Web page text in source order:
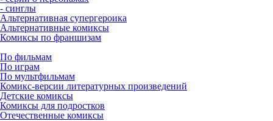
- синглы
Альтернативная супергероика
Альтернативные комиксы
Комиксы по франшизам
По фильмам
По играм
По мультфильмам
Комикс-версии литературных произведений
Детские комиксы
Комиксы для подростков
Отечественные комиксы